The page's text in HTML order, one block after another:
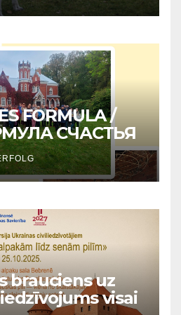
FORMULA /
СЧАСТЬЯ
brauciens uz
visai